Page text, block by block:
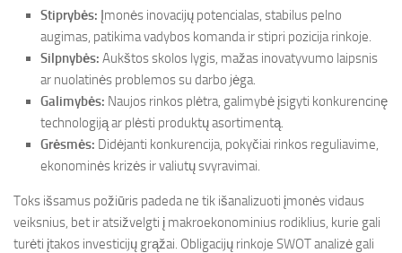
Stiprybės: Įmonės inovacijų potencialas, stabilus pelno
augimas, patikima vadybos komanda ir stipri pozicija rinkoje.
Silpnybės: Aukštos skolos lygis, mažas inovatyvumo laipsnis
ar nuolatinės problemos su darbo jėga.
Galimybės: Naujos rinkos plėtra, galimybė įsigyti konkurencinę
technologiją ar plėsti produktų asortimentą.
Grėsmės: Didėjanti konkurencija, pokyčiai rinkos reguliavime,
ekonominės krizės ir valiutų svyravimai.
Toks išsamus požiūris padeda ne tik išanalizuoti įmonės vidaus
veiksnius, bet ir atsižvelgti į makroekonominius rodiklius, kurie gali
turėti įtakos investicijų grąžai. Obligacijų rinkoje SWOT analizė gali